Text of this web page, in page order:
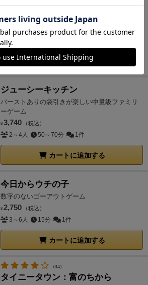
手番の周りに特徴が！各役職の特殊能力をいか
してカードをプレイ！
¥ 2,200 （税込）
3～5人
カートに追加する
ジューシーキッチン
バーストありの袋引きが楽しい中量級ファミリ
ーゲーム
¥ 3,740 （税込）
2～4人 50～70分 1件
カートに追加する
今日からウチの子
数字のないゴーアウトゲーム
¥ 2,750 （税込）
3～6人 15分 1件
カートに追加する
（4.1）
タイニータウン：富のちから